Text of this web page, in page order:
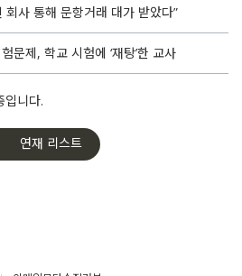
회사 통해 문항거래 대가 받았다”
문제, 학교 시험에 ‘재탕’한 교사
입니다.
연재 리스트